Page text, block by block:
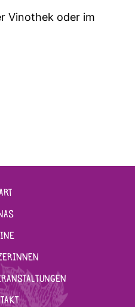
Vinothek oder im
NAVIGATION
ÜBERSPRINGEN